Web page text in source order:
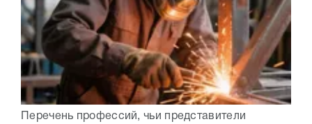
Перечень профессий, чьи представители